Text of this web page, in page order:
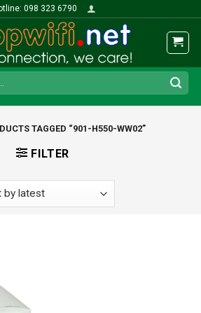
098 323 6790
TAGGED “901-H550-WW02”
FILTER